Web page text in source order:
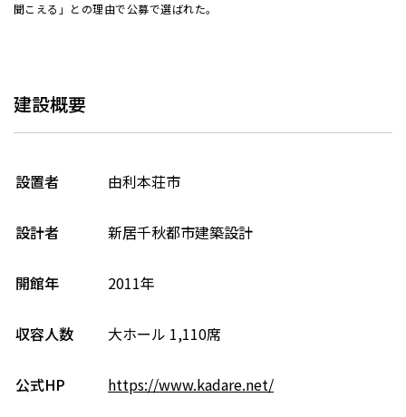
聞こえる」との理由で公募で選ばれた。
建設概要
設置者 由利本荘市
設計者 新居千秋都市建築設計
開館年 2011年
収容人数 大ホール 1,110席
公式HP https://www.kadare.net/